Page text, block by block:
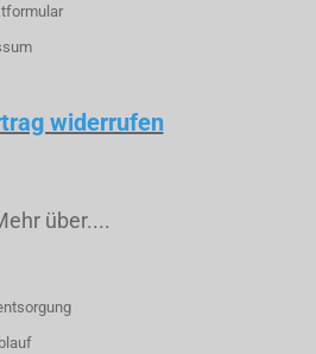
widerrufen
über....